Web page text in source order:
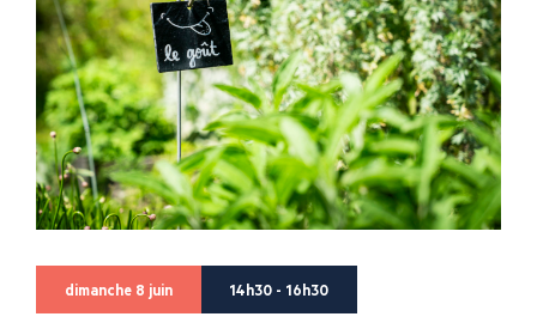
dimanche 8 juin 14h30 - 16h30